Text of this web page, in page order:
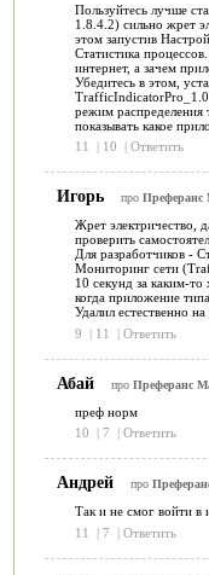
Пользуйтесь лучше
1.8.4.2) сильно жрет
этом запустив
Статистика
интернет, а зачем
Убедитесь в этом,
режим распределения
показывать какое
11
10 Ответить
Игорь про Преферанс
Жрет электричество,
проверить
Для разработчиков -
Мониторинг сети
10 секунд за каким-
когда приложение
Удалил естественно на
9
| 11 | Ответить
Абай про Преферанс
преф норм
10
7 Ответить
Андрей про
Так и не смог войти в
11
| 7 | Ответить